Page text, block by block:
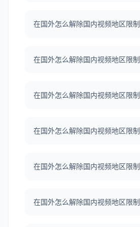
在国外怎么解除国内视频地区限制
在国外怎么解除国内视频地区限制
在国外怎么解除国内视频地区限制
在国外怎么解除国内视频地区限制
在国外怎么解除国内视频地区限制
在国外怎么解除国内视频地区限制